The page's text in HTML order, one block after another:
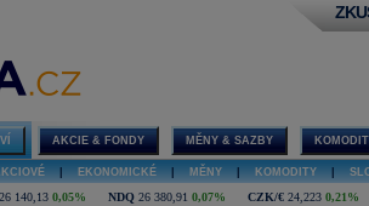
AKCIE & FONDY MĚNY & SAZBY
EKONOMICKÉ MĚNY KOMODITY
26 140,13 0,05% NDQ 26 380,91 0,07% CZK/€ 24,223 0,21%